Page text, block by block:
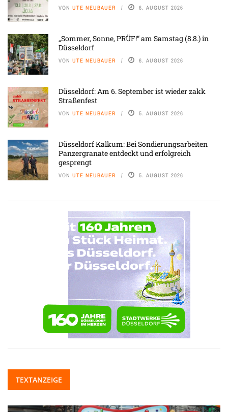
VON UTE NEUBAUER 6. AUGUST 2026
„Sommer, Sonne, PRÜF!“ am Samstag (8.8.) in
Düsseldorf
VON UTE NEUBAUER 6. AUGUST 2026
Düsseldorf: Am 6. September ist wieder zakk
Straßenfest
VON UTE NEUBAUER 5. AUGUST 2026
Düsseldorf Kalkum: Bei Sondierungsarbeiten
Panzergranate entdeckt und erfolgreich
gesprengt
VON UTE NEUBAUER 5. AUGUST 2026
TEXTANZEIGE